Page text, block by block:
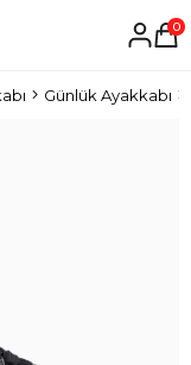
0
Günlük Ayakkabı